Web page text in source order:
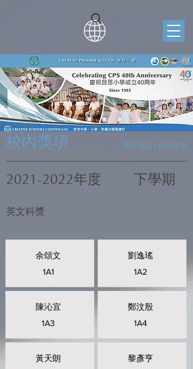
校內獎項 < 學生成就 / 校內獎項
2021-2022年度 下學期
英文科獎
余頌文
1A1
陳沁宜
1A3
黃天朗
劉逸瑤
1A2
鄭汶殷
1A4
黎彥亨